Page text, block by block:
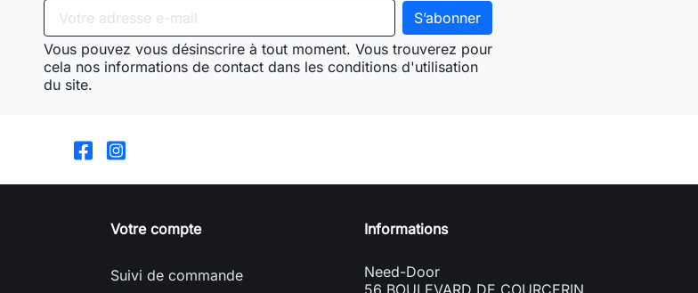
Vous pouvez vous désinscrire à tout moment. Vous trouverez pour
cela nos informations de contact dans les conditions d'utilisation
du site.
Votre compte
Suivi de commande
Informations
Need-Door
56 BOULEVARD DE COURCERIN